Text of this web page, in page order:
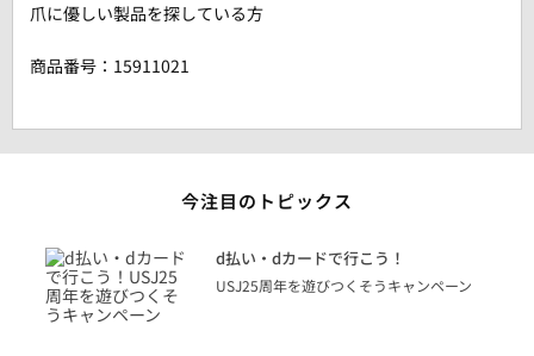
爪に優しい製品を探している方
商品番号： 15911021
今注目のトピックス
d払い・dカードで行こう！
USJ25周年を遊びつくそうキャンペーン